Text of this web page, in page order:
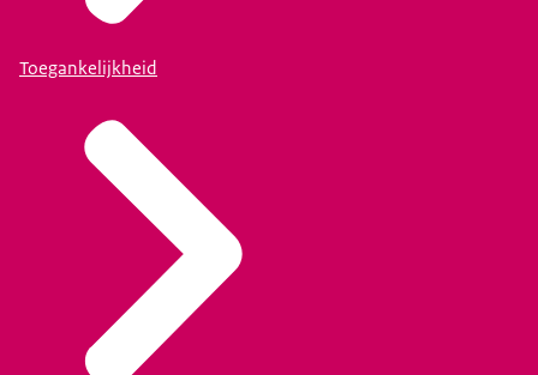
Toegankelijkheid